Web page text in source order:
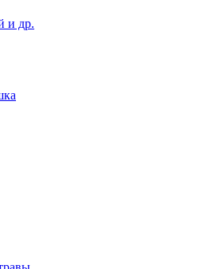
и др.